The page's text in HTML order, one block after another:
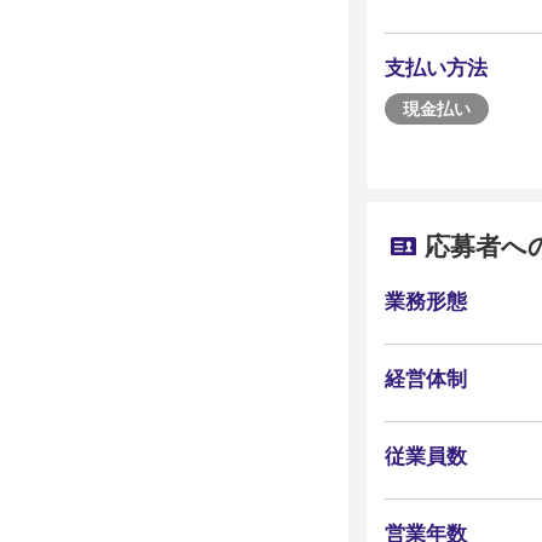
支払い方法
現金払い
応募者へ
業務形態
経営体制
従業員数
営業年数